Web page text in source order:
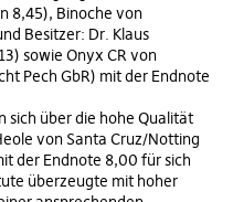
8,45), Binoche von
Besitzer: Dr. Klaus
sowie Onyx CR von
Pech GbR) mit der Endnote
sich über die hohe Qualität
von Santa Cruz/Notting
der Endnote 8,00 für sich
überzeugte mit hoher